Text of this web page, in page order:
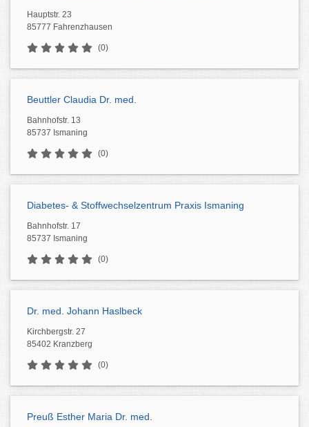
Hauptstr. 23
85777 Fahrenzhausen
(0)
Beuttler Claudia Dr. med.
Bahnhofstr. 13
85737 Ismaning
(0)
Diabetes- & Stoffwechselzentrum Praxis Ismaning
Bahnhofstr. 17
85737 Ismaning
(0)
Dr. med. Johann Haslbeck
Kirchbergstr. 27
85402 Kranzberg
(0)
Preuß Esther Maria Dr. med.